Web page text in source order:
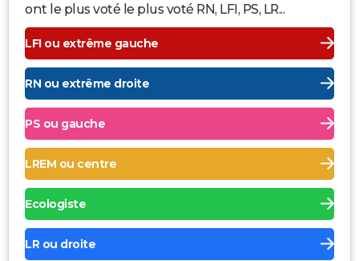
ont le plus voté le plus voté RN, LFI, PS, LR...
LFI ou extrême gauche
RN ou extrême droite
PS ou gauche
LREM ou centre
Ecologiste
LR ou droite